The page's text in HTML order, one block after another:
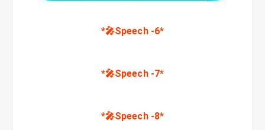
*🎤Speech -6*
*🎤Speech -7*
*🎤Speech -8*